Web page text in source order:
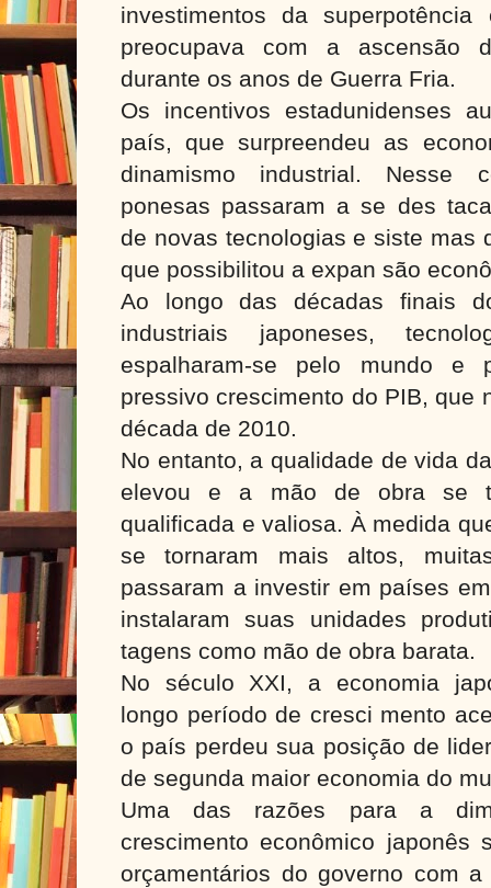
investimentos da
preocupava com a ascensão
durante os anos de Guerra Fria.
Os incentivos estadunidenses
país, que surpreendeu as
dinamismo industrial. Nesse
ponesas passaram a se des
de novas tecnologias e siste mas
que possibilitou a expan são
Ao longo das décadas finais
industriais japoneses,
espalharam-se pelo mundo e
pressivo crescimento do PIB, que
década de 2010.
No entanto, a qualidade de vida
elevou e a mão de obra se
qualificada e valiosa. À medida
se tornaram mais altos,
passaram a investir em países
instalaram suas unidades
tagens como mão de obra barata.
No século XXI, a economia
longo período de cresci mento
o país perdeu sua posição de
de segunda maior economia do
Uma das razões para a
crescimento econômico japonês
orçamentários do governo com